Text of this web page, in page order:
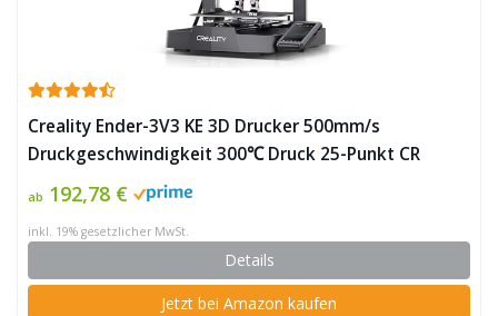
Creality Ender-3V3 KE 3D Drucker 500mm/s
Druckgeschwindigkeit 300℃ Druck 25-Punkt CR
Touch Hotend mit 60W Keramischer Heizung
Doppellüfter Intelligente UI und Selbsttest für
Kalibrierung 220*220*240mm ✪
ab 192,78 €
inkl. 19% gesetzlicher MwSt.
Details
Jetzt bei Amazon kaufen